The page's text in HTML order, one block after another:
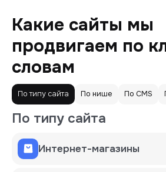
Какие сайты мы
продвигаем по
словам
По типу сайта По нише По СMS
По типу сайта
Интернет-магазины